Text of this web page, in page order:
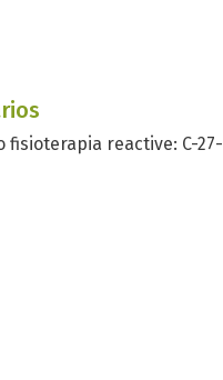
fisioterapia reactive: C-27-